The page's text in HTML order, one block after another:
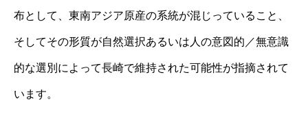
布として、東南アジア原産の系統が混じっていること、
そしてその形質が自然選択あるいは人の意図的／無意識
的な選別によって長崎で維持された可能性が指摘されて
います。